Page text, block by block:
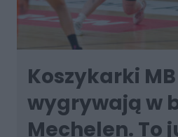
Koszykarki
wygrywają w
Mechelen. To